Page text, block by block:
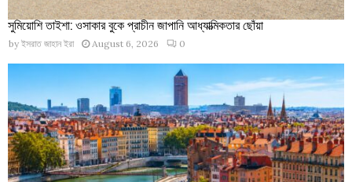
সুমিয়োশি তাইশা: ওসাকার বুকে প্রাচীন জাপানি আধ্যাত্মিকতার ছোঁয়া
by ইসরাত জাহান ইরা August 6, 2026 0